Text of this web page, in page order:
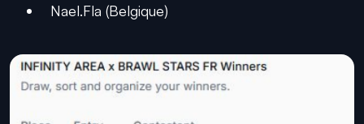
Nael.Fla (Belgique)